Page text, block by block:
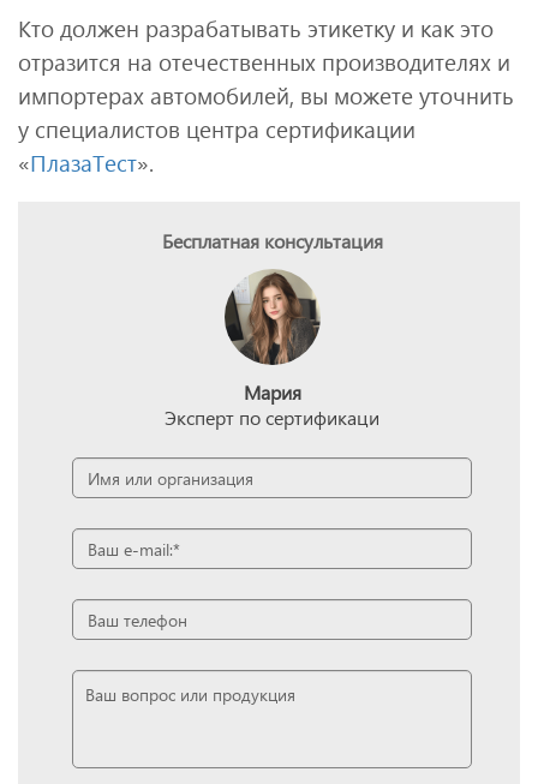
Кто должен разрабатывать этикетку и как это
отразится на отечественных производителях и
импортерах автомобилей, вы можете уточнить
у специалистов центра сертификации
«ПлазаТест».
Бесплатная консультация
Мария
Эксперт по сертификаци